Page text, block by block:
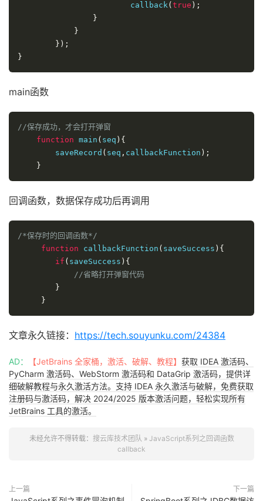
                        callback
( true );
}
}
});
}
main函数
//保存成功，才会打开弹窗
function main ( seq ){
        saveRecord
( seq , callbackFunction );
}
回调函数，数据保存成功后再调用
/*保存时的回调函数*/
function callbackFunction ( saveSuccess ){
if ( saveSuccess ){
//省略打开弹窗代码
}
}
文章永久链接： https://tech.souyunku.com/24384
AD： 【JetBrains 全家桶，激活、破解、教程】 获取 IDEA 激活码、
PyCharm 激活码、WebStorm 激活码和 DataGrip 激活码，提供详
细破解教程与永久激活方法。支持 IDEA 永久激活与破解，免费获取
注册码与激活码，解决 2024/2025 版本激活问题，轻松实现所有
JetBrains 工具的激活。
未经允许不得转载： 搜云库技术团队 » JavaScript系列之回调函数
callback
上一篇 下一篇